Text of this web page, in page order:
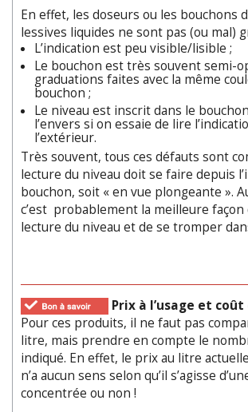
En effet, les doseurs ou les bouchons
lessives liquides ne sont pas (ou mal)
L’indication est peu visible/lisible ;
Le bouchon est très souvent semi-
graduations faites avec la même
bouchon ;
Le niveau est inscrit dans le
l’envers si on essaie de lire
l’extérieur.
Très souvent, tous ces défauts sont
lecture du niveau doit se faire depuis
bouchon, soit « en vue plongeante ».
c’est probablement la meilleure façon
lecture du niveau et de se tromper
Prix à l’usage et coût
Pour ces produits, il ne faut pas
litre, mais prendre en compte le
indiqué. En effet, le prix au litre
n’a aucun sens selon qu’il s’agisse
concentrée ou non !